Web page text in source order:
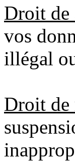
Droit de
vos
illégal
Droit de